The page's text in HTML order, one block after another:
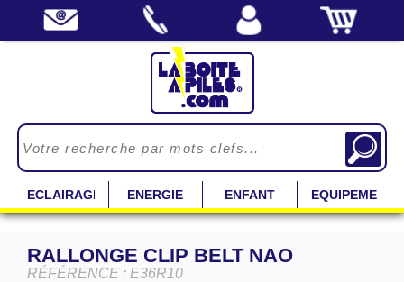
ECLAIRAGE ENERGIE ENFANT EQUIPEMENT
RALLONGE CLIP BELT NAO
RÉFÉRENCE : E36R10